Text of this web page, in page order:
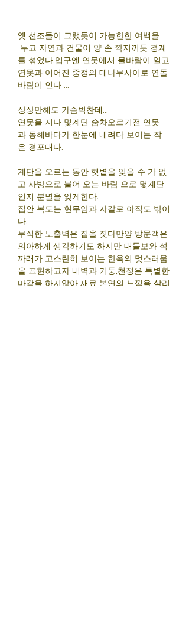
옛 선조들이 그랬듯이 가능한한 여백을
두고 자연과 건물이 양 손 깍지끼듯 경계
를 섞었다.입구엔 연못에서 물바람이 일고
연못과 이어진 중정의 대나무사이로 연돌
바람이 인다 ...
상상만해도 가슴벅찬데...
연못을 지나 몇계단 숨차오르기전 연못
과 동해바다가 한눈에 내려다 보이는 작
은 경포대다.
계단을 오르는 동안 햇볕을 잊을 수 가 없
고 사방으로 불어 오는 바람 으로 몇계단
인지 분별을 잊게한다.
집안 복도는 현무암과 자갈로 아직도 밖이
다.
무식한 노출벽은 집을 짓다만양 방문객은
의아하게 생각하기도 하지만 대들보와 석
까래가 고스란히 보이는 한옥의 멋스러움
을 표현하고자 내벽과 기둥,천정은 특별한
마감을 하지않아 재료 본연의 느낌을 살리